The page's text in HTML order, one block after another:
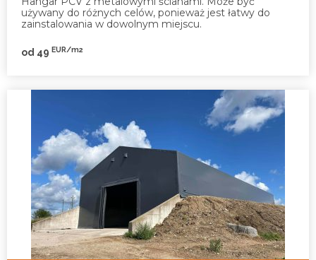
używany do różnych celów, ponieważ jest łatwy do
zainstalowania w dowolnym miejscu.
od 49 EUR/m2